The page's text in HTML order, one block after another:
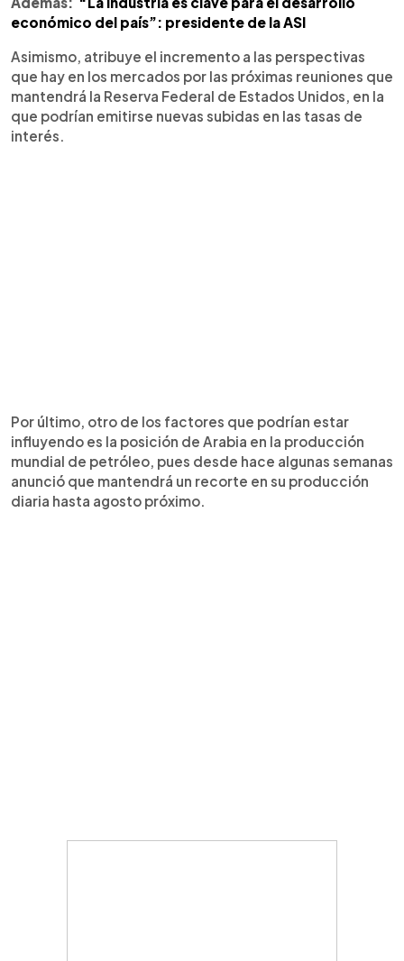
económico del país”: presidente de la ASI
Asimismo, atribuye el incremento a las perspectivas
que hay en los mercados por las próximas reuniones que
mantendrá la Reserva Federal de Estados Unidos, en la
que podrían emitirse nuevas subidas en las tasas de
interés.
Por último, otro de los factores que podrían estar
influyendo es la posición de Arabia en la producción
mundial de petróleo, pues desde hace algunas semanas
anunció que mantendrá un recorte en su producción
diaria hasta agosto próximo.